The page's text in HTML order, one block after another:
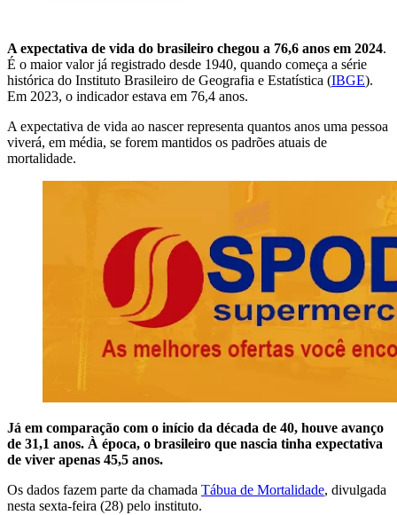
A expectativa de vida do brasileiro chegou a 76,6 anos em 2024.
É o maior valor já registrado desde 1940, quando começa a série
histórica do Instituto Brasileiro de Geografia e Estatística (IBGE).
Em 2023, o indicador estava em 76,4 anos.
A expectativa de vida ao nascer representa quantos anos uma pessoa
viverá, em média, se forem mantidos os padrões atuais de
mortalidade.
Já em comparação com o início da década de 40, houve avanço
de 31,1 anos. À época, o brasileiro que nascia tinha expectativa
de viver apenas 45,5 anos.
Os dados fazem parte da chamada Tábua de Mortalidade, divulgada
nesta sexta-feira (28) pelo instituto.